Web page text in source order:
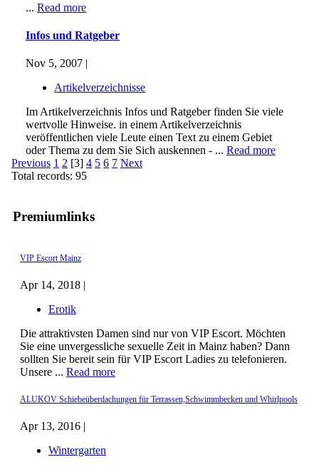
Premiumlinks
VIP Escort Mainz
Apr 14, 2018 |
Erotik
Die attraktivsten Damen sind nur von VIP Escort. Möchten
Sie eine unvergessliche sexuelle Zeit in Mainz haben? Dann
sollten Sie bereit sein für VIP Escort Ladies zu telefonieren.
Unsere ... Read more
ALUKOV Schiebeüberdachungen für Terrassen,Schwimmbecken und Whirlpools
Apr 13, 2016 |
Wintergarten
... Read more
Infos und Ratgeber
Nov 5, 2007 |
Artikelverzeichnisse
Im Artikelverzeichnis Infos und Ratgeber finden Sie viele
wertvolle Hinweise. in einem Artikelverzeichnis
veröffentlichen viele Leute einen Text zu einem Gebiet
oder Thema zu dem Sie Sich auskennen - ... Read more
Previous 1 2 [3] 4 5 6 7 Next
Total records: 95